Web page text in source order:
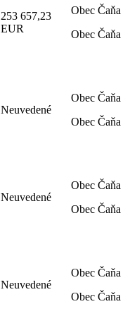
253 657,23
EUR
Obec Čaňa
Obec Čaňa
Neuvedené
Obec Čaňa
Obec Čaňa
Neuvedené
Obec Čaňa
Obec Čaňa
Neuvedené
Obec Čaňa
Obec Čaňa